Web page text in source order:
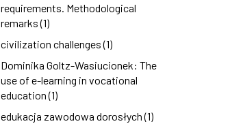
requirements. Methodological
remarks (1)
civilization challenges (1)
Dominika Goltz-Wasiucionek: The
use of e-learning in vocational
education (1)
edukacja zawodowa dorosłych (1)